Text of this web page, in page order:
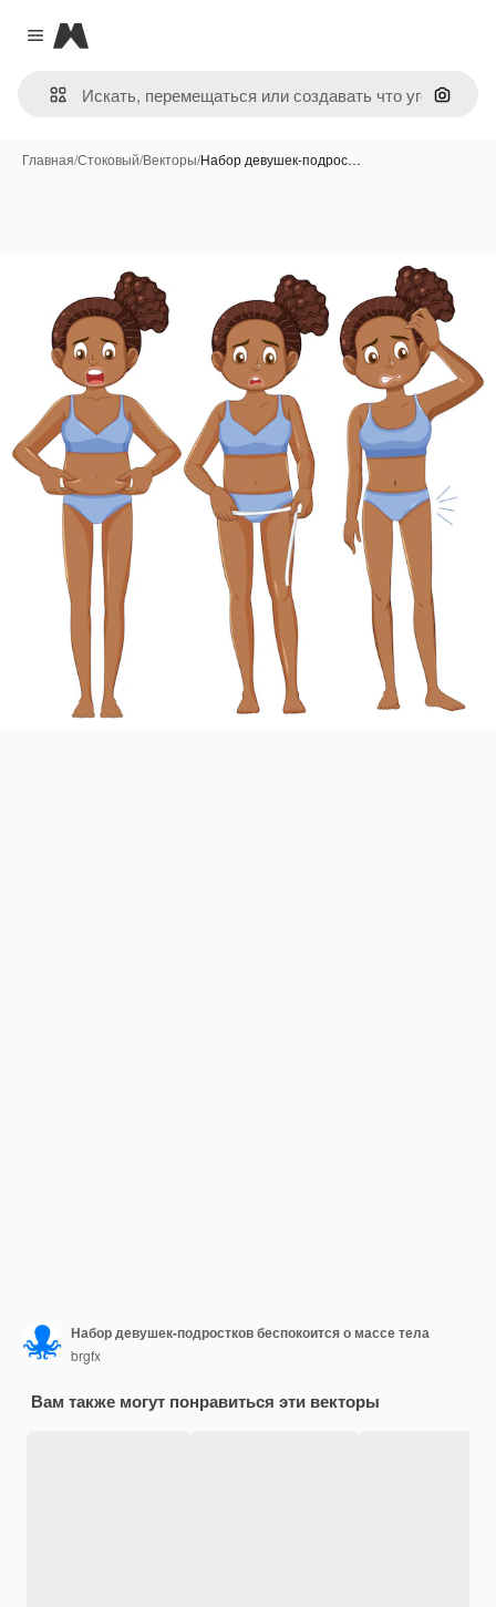
Close menu
Magnific
Поиск
Главная/Стоковый/Векторы/Набор девушек-подрос…
Набор девушек-подростков беспокоится о массе тела
brgfx
Вам также могут понравиться эти векторы